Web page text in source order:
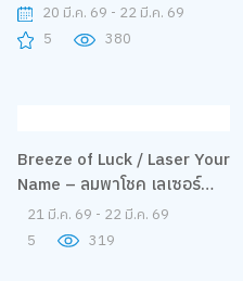
20 มี.ค. 69 - 22 มี.ค. 69
5
380